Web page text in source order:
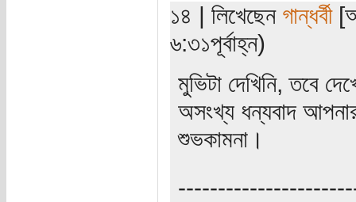
১৪ | লিখেছেন গান্ধর্বী
৬:৩১পূর্বাহ্ন)
মুভিটা দেখিনি, তবে
অসংখ্য ধন্যবাদ
শুভকামনা।